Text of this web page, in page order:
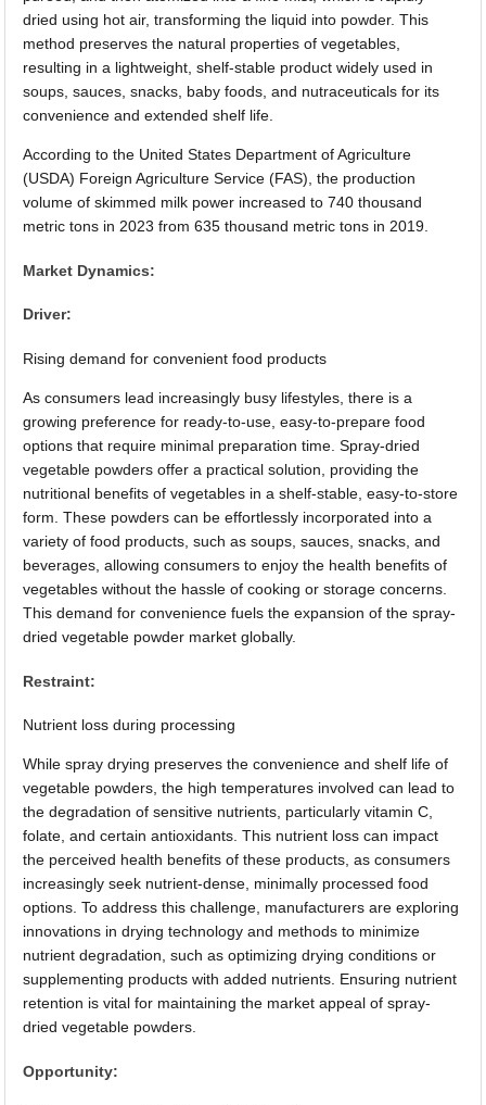
dried using hot air, transforming the liquid into powder. This
method preserves the natural properties of vegetables,
resulting in a lightweight, shelf-stable product widely used in
soups, sauces, snacks, baby foods, and nutraceuticals for its
convenience and extended shelf life.
According to the United States Department of Agriculture
(USDA) Foreign Agriculture Service (FAS), the production
volume of skimmed milk power increased to 740 thousand
metric tons in 2023 from 635 thousand metric tons in 2019.
Market Dynamics:
Driver:
Rising demand for convenient food products
As consumers lead increasingly busy lifestyles, there is a
growing preference for ready-to-use, easy-to-prepare food
options that require minimal preparation time. Spray-dried
vegetable powders offer a practical solution, providing the
nutritional benefits of vegetables in a shelf-stable, easy-to-store
form. These powders can be effortlessly incorporated into a
variety of food products, such as soups, sauces, snacks, and
beverages, allowing consumers to enjoy the health benefits of
vegetables without the hassle of cooking or storage concerns.
This demand for convenience fuels the expansion of the spray-
dried vegetable powder market globally.
Restraint:
Nutrient loss during processing
While spray drying preserves the convenience and shelf life of
vegetable powders, the high temperatures involved can lead to
the degradation of sensitive nutrients, particularly vitamin C,
folate, and certain antioxidants. This nutrient loss can impact
the perceived health benefits of these products, as consumers
increasingly seek nutrient-dense, minimally processed food
options. To address this challenge, manufacturers are exploring
innovations in drying technology and methods to minimize
nutrient degradation, such as optimizing drying conditions or
supplementing products with added nutrients. Ensuring nutrient
retention is vital for maintaining the market appeal of spray-
dried vegetable powders.
Opportunity: